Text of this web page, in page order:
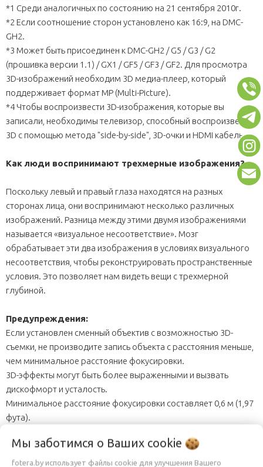
*1 Среди аналогичных по состоянию на 21 сентября 2010г.
*2 Если соотношение сторон установлено как 16:9, на DMC-
GH2.
*3 Может быть присоединен к DMC-GH2 / G5 / G3 / G2
(прошивка версии 1.1) / GX1 / GF5 / GF3 / GF2. Для просмотра
3D-изображений необходим 3D медиа-плеер, который
поддерживает формат MP (Multi-Picture).
*4 Чтобы воспроизвести 3D-изображения, которые вы
записали, необходимы телевизор, способный воспроизвести
3D с помощью метода "side-by-side", 3D-очки и HDMI кабель.
Как люди воспринимают трехмерные изображения?
Поскольку левый и правый глаза находятся на разных
сторонах лица, они воспринимают несколько различных
изображений. Разница между этими двумя изображениями
называется «визуальное несоответствие». Мозг
обрабатывает эти два изображения в условиях визуального
несоответствия, чтобы реконструировать пространственные
условия. Это позволяет нам видеть вещи с трехмерной
глубиной.
Предупреждения:
Если установлен сменный объектив с возможностью 3D-
съемки, не производите запись объекта с расстояния меньше,
чем минимальное расстояние фокусировки.
3D-эффекты могут быть более выраженными и вызвать
дискофморт и усталость.
Минимальное расстояние фокусировки составляет 0,6 м (1,97
фута).
возможностью 3D-съемки, постарайтесь не трясти цифровую
фотокамеру.
Мы заботимся о Ваших cookie
fotera.by использует файлы cookie для улучшения Вашего